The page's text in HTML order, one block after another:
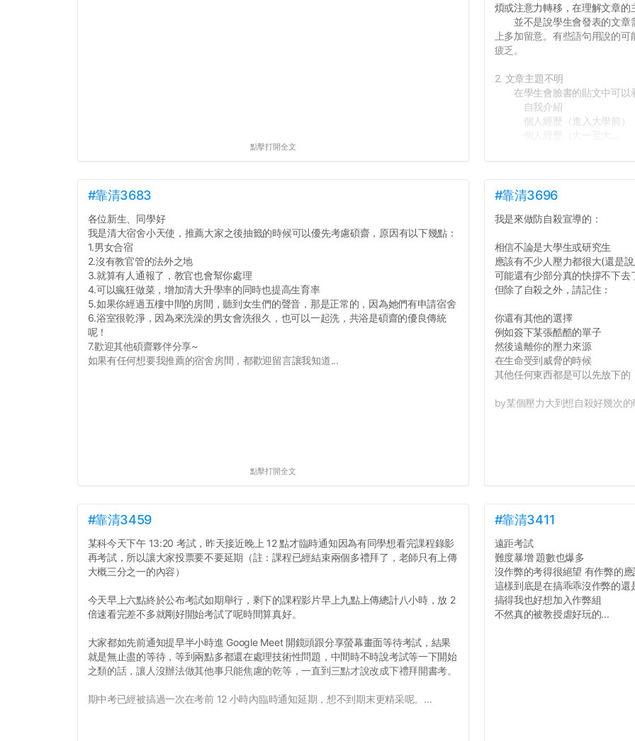
點擊打開全文
煩或注意力轉移，在理解文章的
並不是說學生會發表的文章
上多加留意。有些語句用說的
疲乏。
2. 文章主題不明
在學生會臉書的貼文中可以
自我介紹
個人經歷（進入大學前）
#靠清3683
各位新生、同學好
我是清大宿舍小天使，推薦大家之後抽籤的時候可以優先考慮碩齋，原因有以下幾點：
1.男女合宿
2.沒有教官管的法外之地
3.就算有人通報了，教官也會幫你處理
4.可以瘋狂做菜，增加清大升學率的同時也提高生育率
5.如果你經過五樓中間的房間，聽到女生們的聲音，那是正常的，因為她們有申請宿舍
6.浴室很乾淨，因為來洗澡的男女會洗很久，也可以一起洗，共浴是碩齋的優良傳統
呢！
7.歡迎其他碩齋夥伴分享~
如果有任何想要我推薦的宿舍房間，都歡迎留言讓我知道...
點擊打開全文
#靠清3696
我是來做防自殺宣導的：
相信不論是大學生或研究生
應該有不少人壓力都很大(還是
可能還有少部分真的快撐不下去
但除了自殺之外，請記住：
你還有其他的選擇
例如簽下某張酷酷的單子
然後遠離你的壓力來源
在生命受到威脅的時候
其他任何東西都是可以先放下的
by某個壓力大到想自殺好幾次的
#靠清3459
某科今天下午 13:20 考試，昨天接近晚上 12 點才臨時通知因為有同學想看完課程錄影
再考試，所以讓大家投票要不要延期（註：課程已經結束兩個多禮拜了，老師只有上傳
大概三分之一的內容）
今天早上六點終於公布考試如期舉行，剩下的課程影片早上九點上傳總計八小時，放 2
倍速看完差不多就剛好開始考試了呢時間算真好。
大家都如先前通知提早半小時進 Google Meet 開鏡頭跟分享螢幕畫面等待考試，結果
就是無止盡的等待，等到兩點多都還在處理技術性問題，中間時不時說考試等一下開始
之類的話，讓人沒辦法做其他事只能焦慮的乾等，一直到三點才說改成下禮拜開書考。
期中考已經被搞過一次在考前 12 小時內臨時通知延期，想不到期末更精采呢。...
#靠清3411
遠距考試
難度暴增 題數也爆多
沒作弊的考得很絕望 有作弊的
這樣到底是在搞乖乖沒作弊的還
搞得我也好想加入作弊組
不然真的被教授虐好玩的...